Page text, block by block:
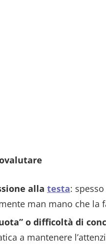
alla testa:
man mano che la
o difficoltà di
a mantenere